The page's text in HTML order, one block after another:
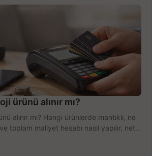
ürünü alınır mı?
alınır mı? Hangi ürünlerde mantıklı, ne
toplam maliyet hesabı nasıl yapılır, net